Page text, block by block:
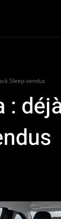
Sleep vendus
: